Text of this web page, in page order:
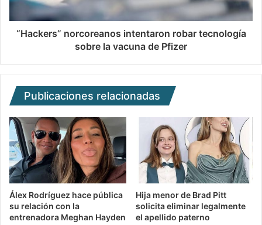
“Hackers” norcoreanos intentaron robar tecnología
sobre la vacuna de Pfizer
Publicaciones relacionadas
Álex Rodríguez hace pública
su relación con la
entrenadora Meghan Hayden
Hija menor de Brad Pitt
solicita eliminar legalmente
el apellido paterno